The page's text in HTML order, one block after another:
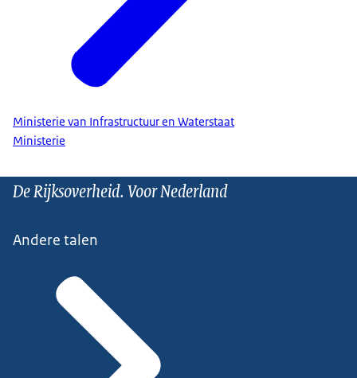
Ministerie van Infrastructuur en Waterstaat
Ministerie
De Rijksoverheid. Voor Nederland
Andere talen